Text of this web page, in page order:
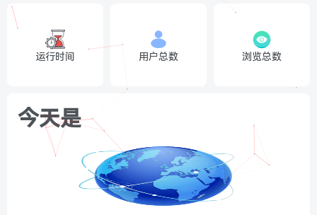
运行时间 用户总数 浏览总数
今天是